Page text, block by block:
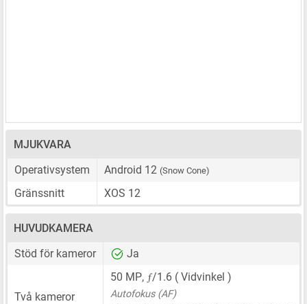
MJUKVARA
Operativsystem
Android 12 (Snow Cone)
Gränssnitt XOS 12
HUVUDKAMERA
Stöd för kameror
Ja
Två kameror
50 MP, ƒ/1.6 ( Vidvinkel )
Autofokus (AF)